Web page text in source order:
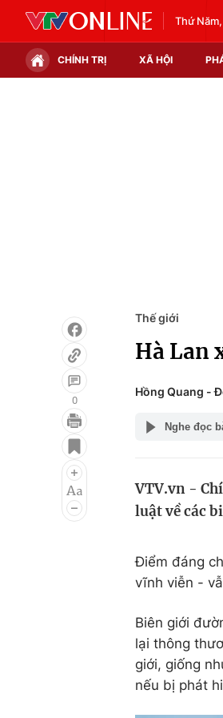
Thứ
CHÍNH TRỊ XÃ HỘI
Điện ảnh
Âm nhạc
0
Thế giới
Hà Lan
Hồng Quang -
Nghe đọc
VTV.vn -
luật về các
Điểm đáng
vĩnh viễn -
Biên giới
lại thông
giới, giống
nếu bị phát